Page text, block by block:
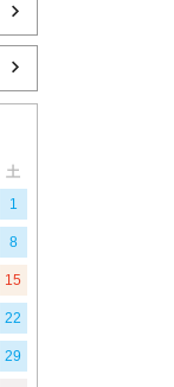
土
1
8
15
22
29